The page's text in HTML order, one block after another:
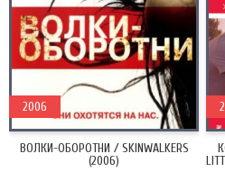
ВОЛКИ-ОБОРОТНИ / SKINWALKERS
(2006)
2006